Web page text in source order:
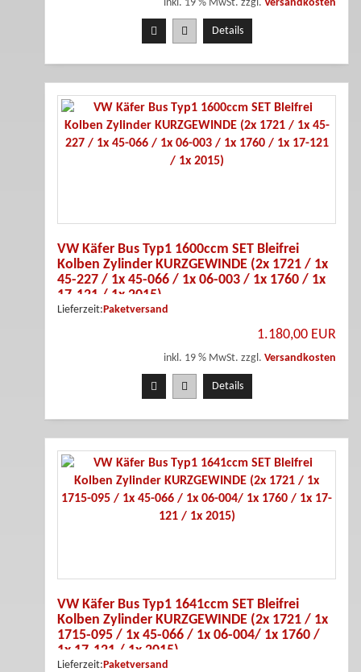
inkl. 19 % MwSt. zzgl. Versandkosten
Details
VW Käfer Bus Typ1 1600ccm SET Bleifrei
Kolben Zylinder KURZGEWINDE (2x 1721 / 1x
45-227 / 1x 45-066 / 1x 06-003 / 1x 1760 / 1x
17-121 / 1x 2015)
Lieferzeit: Paketversand
1.180,00 EUR
inkl. 19 % MwSt. zzgl. Versandkosten
Details
VW Käfer Bus Typ1 1641ccm SET Bleifrei
Kolben Zylinder KURZGEWINDE (2x 1721 / 1x
1715-095 / 1x 45-066 / 1x 06-004/ 1x 1760 /
1x 17-121 / 1x 2015)
Lieferzeit: Paketversand